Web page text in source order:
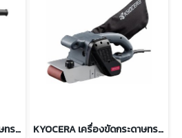
KYOCERA เครื่องขัดกระดาษทรายแบบสั่น 170 วัตต์ รุ่น AS-550 KYOCERA เครื่องขัดกระดาษทรายสายพาน 1150 วัตต์ รุ่น BE-4240